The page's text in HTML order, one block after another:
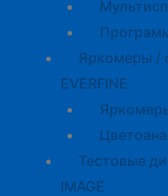
Яркомеры /
EVERFINE
Тестовые
IMAGE